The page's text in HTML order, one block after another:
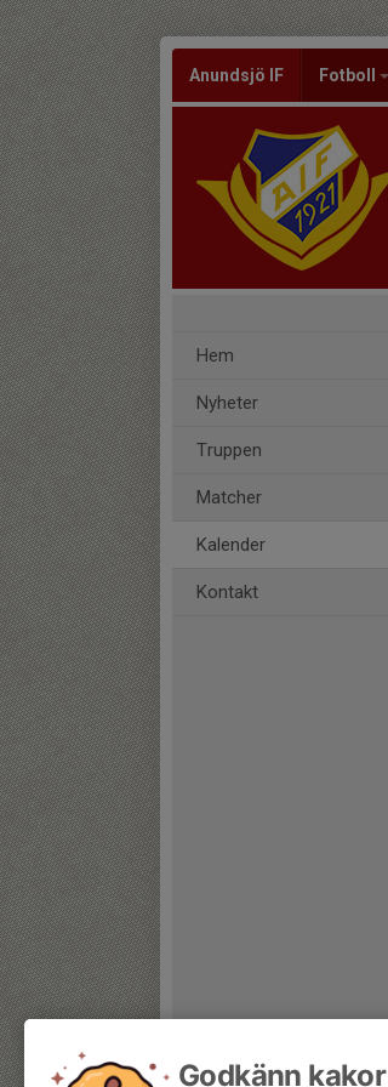
Anundsjö IF Fotboll
Hem
Nyheter
Truppen
Matcher
Kalender
Kontakt
Godkänn kakor